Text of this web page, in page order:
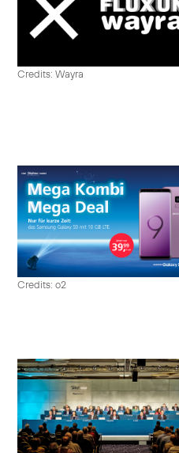
Credits: Wayra
Credits: o2